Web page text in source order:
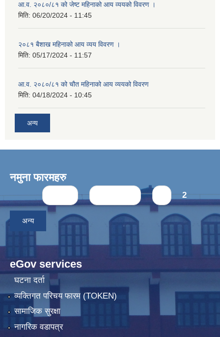
आ.व. २०८०/८१ को जेष्ट महिनाको आय व्ययको विवरण ।
मिति: 06/20/2024 - 11:45
२०८१ बैशाख महिनाको आय व्यय विवरण ।
मिति: 05/17/2024 - 11:57
आ.व. २०८०/८१ को चौत महिनाको आय व्ययको विवरण
मिति: 04/18/2024 - 10:45
अन्य
नमुना फारमहरु
Pages 2
अन्य
eGov services
घटना दर्ता
व्यक्तिगत परिचय फारम (TOKEN)
सामाजिक सुरक्षा
नागरिक वडापत्र